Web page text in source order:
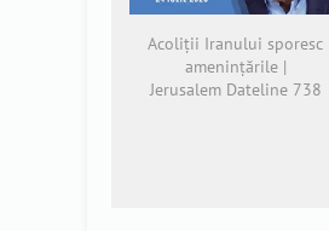
Acoliții Iranului sporesc
amenințările |
Jerusalem Dateline 738